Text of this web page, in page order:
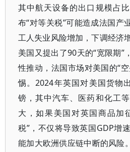
其中航天设备的出口规模占
布“对等关税”可能造成法国产
工人失业风险增加，下调经济
美国又提出了90天的“宽限期”
性推动，法国市场对美国的“
惕。2024年英国对美国货物
镑，其中汽车、医药和化工
大，如果美国对英国商品加
税”，不仅将导致英国GDP增
能加大欧洲供应链中断的风险